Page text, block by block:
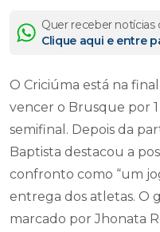
Quer receber
Clique aqui e entre
O Criciúma está na
vencer o Brusque por 1
semifinal. Depois da
Baptista destacou a
confronto como “um
entrega dos atletas. O
marcado por Jhonata